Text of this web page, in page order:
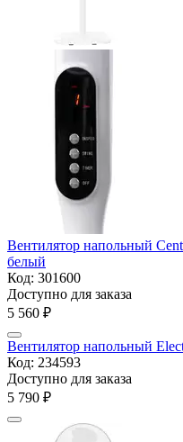
Вентилятор напольный
белый
Код: 301600
Доступно для заказа
5 560 ₽
Вентилятор напольный
Код: 234593
Доступно для заказа
5 790 ₽